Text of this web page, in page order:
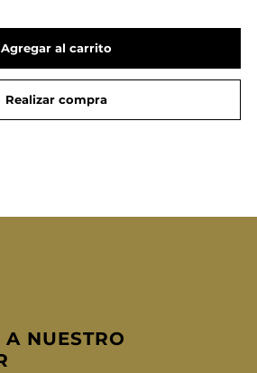
Agregar al carrito
Realizar compra
NUESTRO